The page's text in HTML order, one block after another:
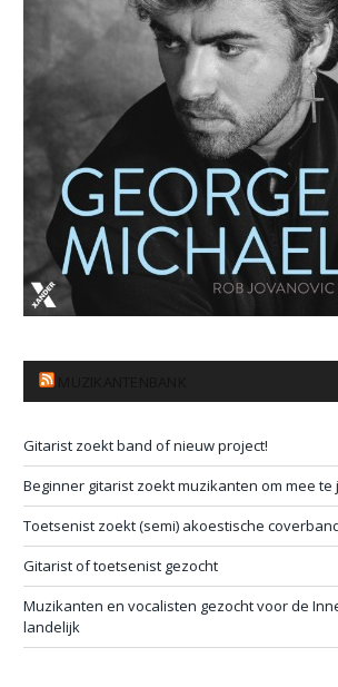
Gitarist zoekt band of nieuw project!
Beginner gitarist zoekt muzikanten om mee te
Toetsenist zoekt (semi) akoestische
Gitarist of toetsenist gezocht
Muzikanten en vocalisten gezocht voor de
landelijk